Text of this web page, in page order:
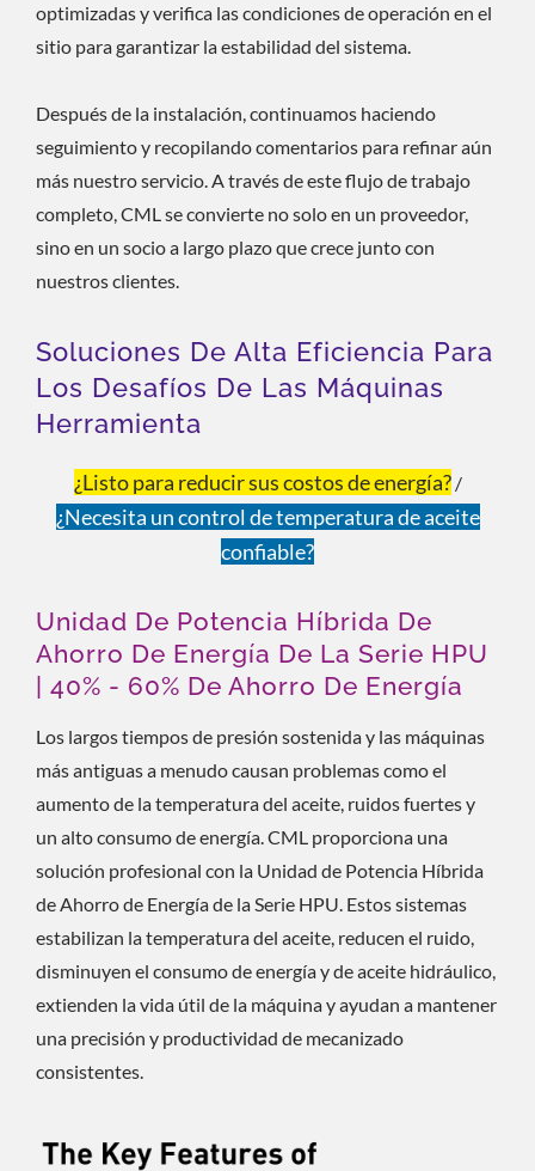
optimizadas y verifica las condiciones de operación en el
sitio para garantizar la estabilidad del sistema.
Después de la instalación, continuamos haciendo
seguimiento y recopilando comentarios para refinar aún
más nuestro servicio. A través de este flujo de trabajo
completo, CML se convierte no solo en un proveedor,
sino en un socio a largo plazo que crece junto con
nuestros clientes.
Soluciones De Alta Eficiencia Para
Los Desafíos De Las Máquinas
Herramienta
¿Listo para reducir sus costos de energía?/
¿Necesita un control de temperatura de aceite
confiable?
Unidad De Potencia Híbrida De
Ahorro De Energía De La Serie HPU
| 40% - 60% De Ahorro De Energía
Los largos tiempos de presión sostenida y las máquinas
más antiguas a menudo causan problemas como el
aumento de la temperatura del aceite, ruidos fuertes y
un alto consumo de energía. CML proporciona una
solución profesional con la Unidad de Potencia Híbrida
de Ahorro de Energía de la Serie HPU. Estos sistemas
estabilizan la temperatura del aceite, reducen el ruido,
disminuyen el consumo de energía y de aceite hidráulico,
extienden la vida útil de la máquina y ayudan a mantener
una precisión y productividad de mecanizado
consistentes.